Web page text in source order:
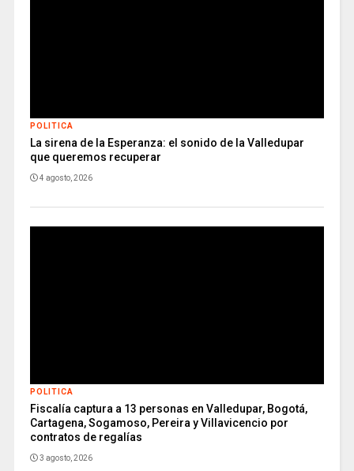
POLITICA
La sirena de la Esperanza: el sonido de la Valledupar
que queremos recuperar
4 agosto, 2026
POLITICA
Fiscalía captura a 13 personas en Valledupar, Bogotá,
Cartagena, Sogamoso, Pereira y Villavicencio por
contratos de regalías
3 agosto, 2026